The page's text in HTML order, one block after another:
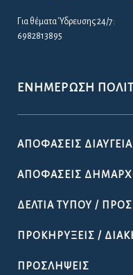
Για θέματα Ύδρευσης 24/7:
6982813895
ΕΝΗΜΈΡΩΣΗ
ΑΠΟΦΆΣΕΙΣ ΔΙΑΎΓΕΙΑ
ΑΠΟΦΆΣΕΙΣ
ΔΕΛΤΊΑ ΤΎΠΟΥ /
ΠΡΟΚΗΡΎΞΕΙΣ /
ΠΡΟΣΛΉΨΕΙΣ